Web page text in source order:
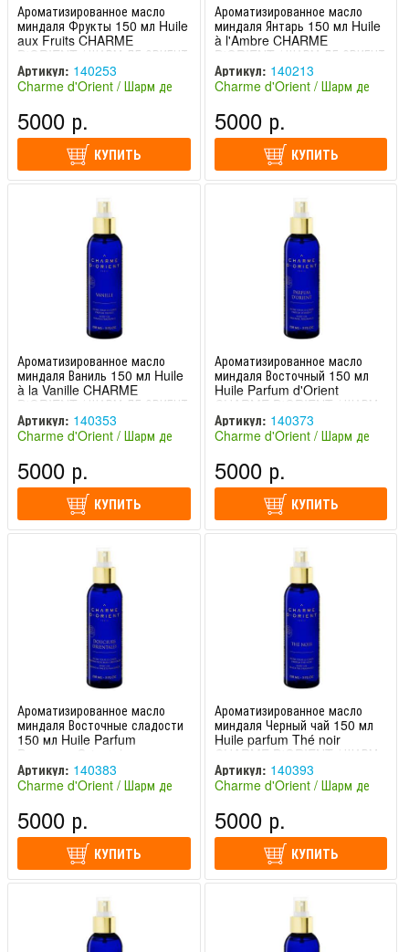
Ароматизированное масло
миндаля Фрукты 150 мл Huile
aux Fruits CHARME
D'ORIENT / ШАРМ ДЕ ОРИЕНТ
Артикул: 140253
Charme d'Orient / Шарм де
5000 р.
КУПИТЬ
Ароматизированное масло
миндаля Янтарь 150 мл Huile
à l'Ambre CHARME
D'ORIENT / ШАРМ ДЕ ОРИЕНТ
Артикул: 140213
Charme d'Orient / Шарм де
5000 р.
КУПИТЬ
Ароматизированное масло
миндаля Ваниль 150 мл Huile
à la Vanille CHARME
D'ORIENT / ШАРМ ДЕ ОРИЕНТ
Артикул: 140353
Charme d'Orient / Шарм де
5000 р.
КУПИТЬ
Ароматизированное масло
миндаля Восточный 150 мл
Huile Parfum d'Orient
CHARME D'ORIENT / ШАРМ
ДЕ ОРИЕНТ
Артикул: 140373
Charme d'Orient / Шарм де
5000 р.
КУПИТЬ
Ароматизированное масло
миндаля Восточные сладости
150 мл Huile Parfum
Douceurs Orientales
CHARME D'ORIENT / ШАРМ
ДЕ ОРИЕНТ
Артикул: 140383
Charme d'Orient / Шарм де
5000 р.
КУПИТЬ
Ароматизированное масло
миндаля Черный чай 150 мл
Huile parfum Thé noir
CHARME D'ORIENT / ШАРМ
ДЕ ОРИЕНТ
Артикул: 140393
Charme d'Orient / Шарм де
5000 р.
КУПИТЬ